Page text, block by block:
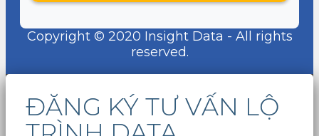
Copyright © 2020 Insight Data - All rights
reserved.
ĐĂNG KÝ TƯ VẤN LỘ